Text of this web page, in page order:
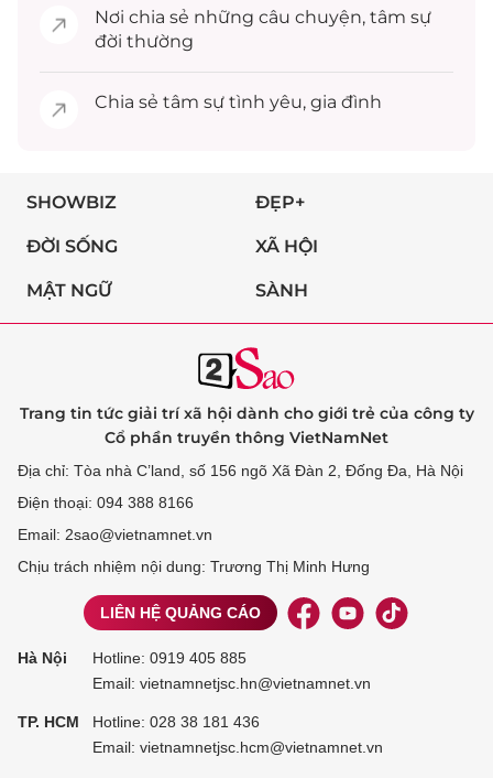
Nơi chia sẻ những câu chuyện, tâm sự
đời thường
Chia sẻ tâm sự tình yêu, gia đình
SHOWBIZ ĐẸP+
ĐỜI SỐNG XÃ HỘI
MẬT NGỮ SÀNH
Trang tin tức giải trí xã hội dành cho giới trẻ của công ty
Cổ phần truyền thông VietNamNet
Địa chỉ: Tòa nhà C’land, số 156 ngõ Xã Đàn 2, Đống Đa, Hà Nội
Điện thoại: 094 388 8166
Email: 2sao@vietnamnet.vn
Chịu trách nhiệm nội dung: Trương Thị Minh Hưng
LIÊN HỆ QUẢNG CÁO
Hà Nội Hotline: 0919 405 885
Email: vietnamnetjsc.hn@vietnamnet.vn
TP. HCM Hotline: 028 38 181 436
Email: vietnamnetjsc.hcm@vietnamnet.vn